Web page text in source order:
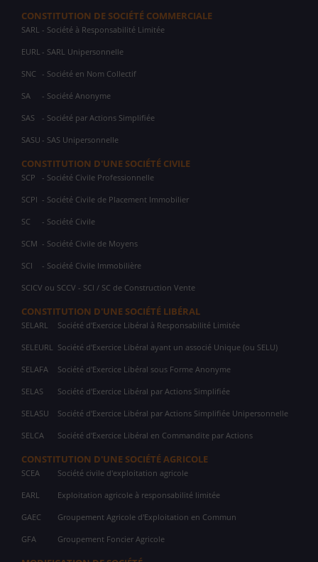
CONSTITUTION DE SOCIÉTÉ COMMERCIALE
SARL - Société à Responsabilité Limitée
EURL - SARL Unipersonnelle
SNC - Société en Nom Collectif
SA - Société Anonyme
SAS - Société par Actions Simplifiée
SASU - SAS Unipersonnelle
CONSTITUTION D'UNE SOCIÉTÉ CIVILE
SCP - Société Civile Professionnelle
SCPI - Société Civile de Placement Immobilier
SC - Société Civile
SCM - Société Civile de Moyens
SCI - Société Civile Immobilière
SCICV ou SCCV - SCI / SC de Construction Vente
CONSTITUTION D'UNE SOCIÉTÉ LIBÉRAL
SELARL Société d'Exercice Libéral à Responsabilité Limitée
SELEURL Société d'Exercice Libéral ayant un associé Unique (ou SELU)
SELAFA Société d'Exercice Libéral sous Forme Anonyme
SELAS Société d'Exercice Libéral par Actions Simplifiée
SELASU Société d'Exercice Libéral par Actions Simplifiée Unipersonnelle
SELCA Société d'Exercice Libéral en Commandite par Actions
CONSTITUTION D'UNE SOCIÉTÉ AGRICOLE
SCEA Société civile d'exploitation agricole
EARL Exploitation agricole à responsabilité limitée
GAEC Groupement Agricole d'Exploitation en Commun
GFA Groupement Foncier Agricole